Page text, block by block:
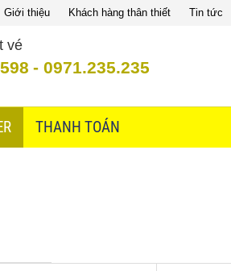
Giới thiệu Khách hàng thân thiết Tin tức
vé
-0971.235.235
THANH TOÁN